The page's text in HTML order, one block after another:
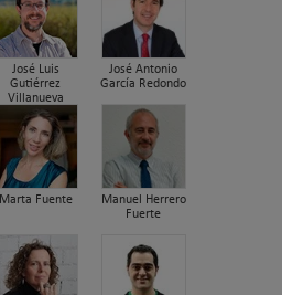
José Luis
Gutiérrez
Villanueva
José Antonio
García Redondo
Marta Fuente
Manuel Herrero
Fuerte